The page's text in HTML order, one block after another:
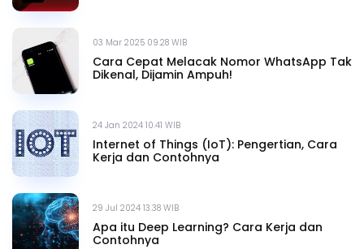
03 Mar 2025 09.28 WIB
Cara Cepat Melacak Nomor WhatsApp Tak
Dikenal, Dijamin Ampuh!
24 Jan 2024 10.41 WIB
Internet of Things (IoT): Pengertian, Cara
Kerja dan Contohnya
29 Jul 2024 13.38 WIB
Apa itu Deep Learning? Cara Kerja dan
Contohnya